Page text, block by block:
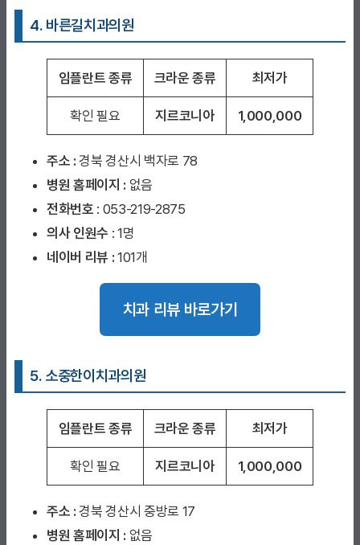
4. 바른길치과의원
임플란트 종류 크라운 종류 최저가
확인 필요 지르코니아 1,000,000
주소 :경북 경산시 백자로 78
병원 홈페이지 : 없음
전화번호 : 053-219-2875
의사 인원수 : 1명
네이버 리뷰 : 101개
치과 리뷰 바로가기
5. 소중한이치과의원
임플란트 종류 크라운 종류 최저가
확인 필요 지르코니아 1,000,000
주소 :경북 경산시 중방로 17
병원 홈페이지 : 없음